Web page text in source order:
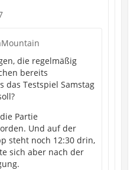
die regelmäßig
bereits
das Testspiel Samstag
Partie
Und auf der
steht noch 12:30 drin,
sich aber nach der